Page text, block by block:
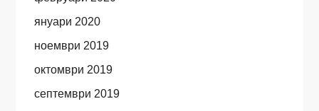
януари 2020
ноември 2019
октомври 2019
септември 2019